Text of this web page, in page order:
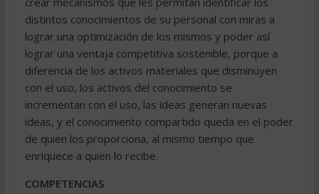
distintos conocimientos de su personal con miras a
lograr una optimización de los mismos y poder así
lograr una ventaja competitiva sostenible, porque a
diferencia de los activos materiales que disminuyen
con el uso, los activos del conocimiento se
incrementan con el uso, las ideas generan nuevas
ideas, y el conocimiento compartido queda en el poder
de quien los proporciona, al mismo tiempo que
enriquece a quien lo recibe.
COMPETENCIAS